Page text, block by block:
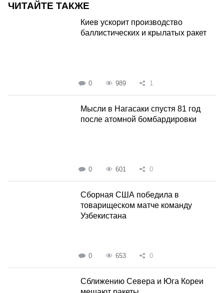
ЧИТАЙТЕ ТАКЖЕ
Киев ускорит производство
баллистических и крылатых ракет
0 989 1
Мысли в Нагасаки спустя 81 год
после атомной бомбардировки
0 601 0
Сборная США победила в
товарищеском матче команду
Узбекистана
0 653 0
Сближению Севера и Юга Кореи